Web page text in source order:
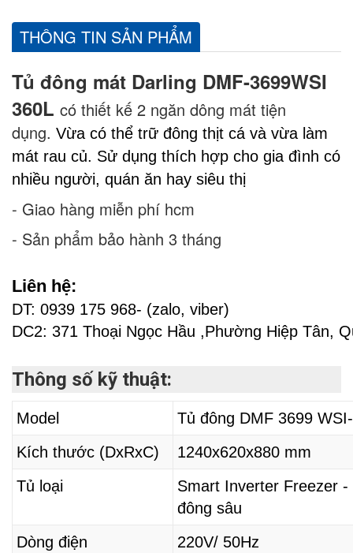
THÔNG TIN SẢN PHẨM
Tủ đông mát Darling DMF-3699WSI
360L có thiết kế 2 ngăn dông mát tiện
dụng. Vừa có thể trữ đông thịt cá và vừa làm
mát rau củ. Sử dụng thích hợp cho gia đình có
nhiều người, quán ăn hay siêu thị
- Giao hàng miễn phí hcm
- Sản phẩm bảo hành 3 tháng
Liên hệ:
DT: 0939 175 968- (zalo, viber)
DC2: 371 Thoại Ngọc Hầu ,Phường Hiệp Tân,
Thông số kỹ thuật:
Model Tủ đông DMF 3699
Kích thước (DxRxC)
1240x620x880 mm
Tủ loại
Smart Inverter Freezer -
đông sâu
Dòng điện
220V/ 50Hz